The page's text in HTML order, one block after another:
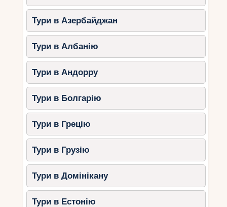
Тури в Азербайджан
Тури в Албанію
Тури в Андорру
Тури в Болгарію
Тури в Грецію
Тури в Грузію
Тури в Домінікану
Тури в Естонію